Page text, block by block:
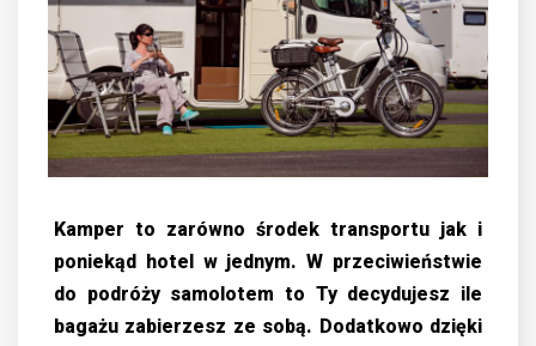
Kamper to zarówno środek transportu jak i
poniekąd hotel w jednym. W przeciwieństwie
do podróży samolotem to Ty decydujesz ile
bagażu zabierzesz ze sobą. Dodatkowo dzięki